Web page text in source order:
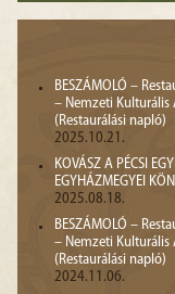
BESZÁMOLÓ –
– Nemzeti
(Restaurálási napló)
2025.10.21.
KOVÁSZ A PÉCSI
EGYHÁZMEGYEI
2025.08.18.
BESZÁMOLÓ –
– Nemzeti Kulturális
(Restaurálási napló)
2024.11.06.